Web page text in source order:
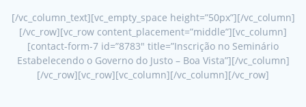
[/vc_column_text][vc_empty_space height=”50px”][/vc_column]
[/vc_row][vc_row content_placement=”middle”][vc_column]
[contact-form-7 id=”8783″ title=”Inscrição no Seminário
Estabelecendo o Governo do Justo – Boa Vista”][/vc_column]
[/vc_row][vc_row][vc_column][/vc_column][/vc_row]